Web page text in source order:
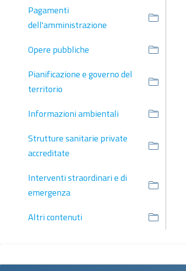
Pagamenti
dell'amministrazione
Opere pubbliche
Pianificazione e governo del
territorio
Informazioni ambientali
Strutture sanitarie private
accreditate
Interventi straordinari e di
emergenza
Altri contenuti